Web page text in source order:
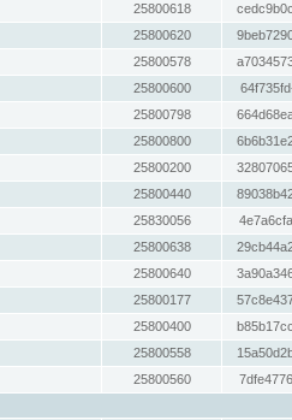
25800618
25800620
25800578
25800600
25800798
25800800
25800200
25800440
25830056
25800638
25800640
25800177
25800400
25800558
25800560